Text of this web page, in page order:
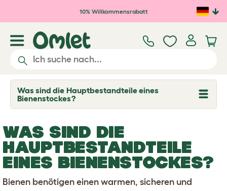
Zum Hauptinhalt springen
10% Willkommensrabatt
Was sind die Hauptbestandteile eines
Bienenstockes?
T
l
e
d
r
p
d
o
WAS SIND DIE
HAUPTBESTANDTEILE
EINES BIENENSTOCKES?
Bienen benötigen einen warmen, sicheren und